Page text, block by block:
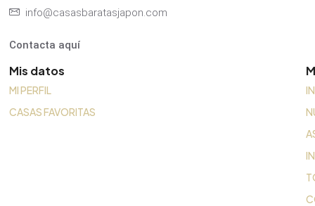
info@casasbaratasjapon.com
Contacta aquí
Mis datos
MI PERFIL
CASAS FAVORITAS